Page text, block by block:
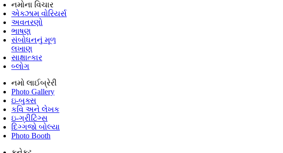
નમોના વિચાર
એક્ઝામ વોરિયર્સ
અવતરણો
ભાષણ
સંબોધનનું મૂળ
લખાણ
સાક્ષાત્કાર
બ્લોગ
નમો લાઈબ્રેરી
Photo Gallery
ઇ-બુક્સ
કવિ અને લેખક
ઇ-ગ્રીટિંગ્સ
દિગ્ગજો બોલ્યા
Photo Booth